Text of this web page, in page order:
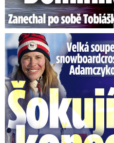
Velká soupeřka Adamczykové: